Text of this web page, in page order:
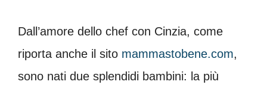
Dall’amore dello chef con Cinzia, come
riporta anche il sito mammastobene.com,
sono nati due splendidi bambini: la più